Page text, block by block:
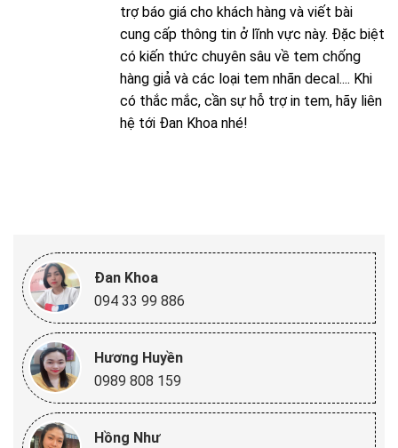
trợ báo giá cho khách hàng và viết bài
cung cấp thông tin ở lĩnh vực này. Đặc biệt
có kiến thức chuyên sâu về tem chống
hàng giả và các loại tem nhãn decal.... Khi
có thắc mắc, cần sự hỗ trợ in tem, hãy liên
hệ tới Đan Khoa nhé!
Đan Khoa
094 33 99 886
Hương Huyền
0989 808 159
Hồng Như